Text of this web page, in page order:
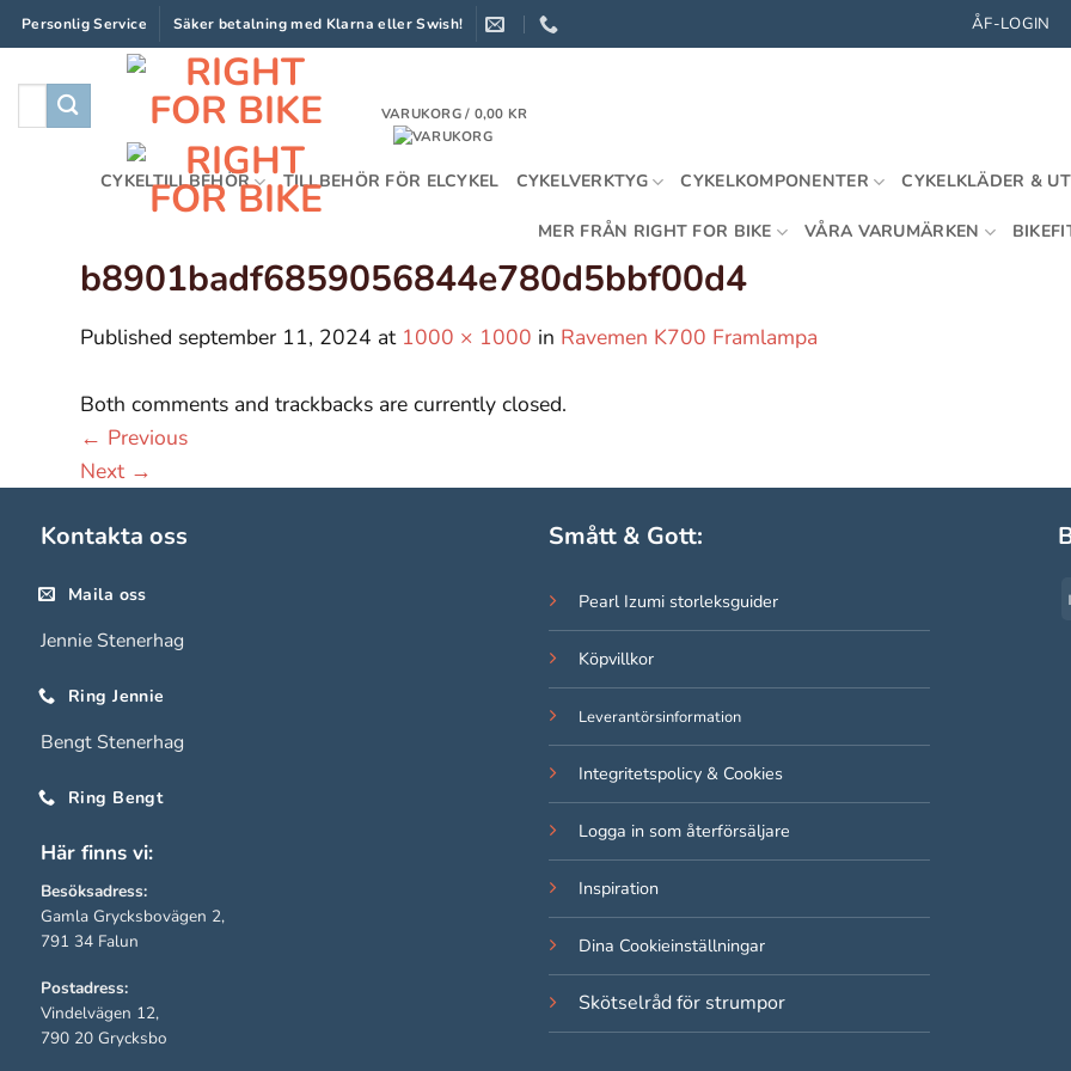
Skip
to
content
Personlig Service Säker betalning med Klarna eller Swish! ÅF-LOGIN
VARUKORG / 0,00 KR
CYKELTILLBEHÖR TILLBEHÖR FÖR ELCYKEL CYKELVERKTYG CYKELKOMPONENTER CYKELKLÄDER &
MER FRÅN RIGHT FOR BIKE VÅRA VARUMÄRKEN
b8901badf6859056844e780d5bbf00d4
Published september 11, 2024 at 1000 × 1000 in Ravemen K700 Framlampa
Both comments and trackbacks are currently closed.
← Previous
Next →
Kontakta oss
Maila oss
Jennie Stenerhag
Ring Jennie
Bengt Stenerhag
Ring Bengt
Här finns vi:
Besöksadress:
Gamla Grycksbovägen 2,
791 34 Falun
Postadress:
Vindelvägen 12,
790 20 Grycksbo
Smått & Gott:
Pearl Izumi storleksguider
Köpvillkor
Leverantörsinformation
Integritetspolicy & Cookies
Logga in som återförsäljare
Inspiration
Dina Cookieinställningar
Skötselråd för strumpor
Nödvändiga
Dessa kakor
går inte att